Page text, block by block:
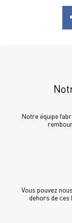
Notre équipe
Vous pouvez
dehors de ces